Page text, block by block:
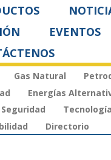
EVENTOS
Gas Natural
Energías
Tecnología
Directorio